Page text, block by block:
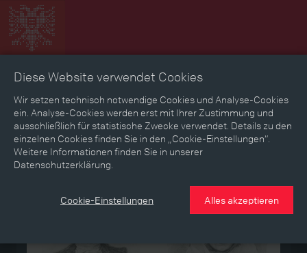
Zeitbild Zeitreise Landkarte Erinnerungen
Mediathek Textmodus
Medium
Diese Website verwendet Cookies
Wir setzen technisch notwendige Cookies und Analyse-Cookies
ein. Analyse-Cookies werden erst mit Ihrer Zustimmung und
ausschließlich für statistische Zwecke verwendet. Details zu den
einzelnen Cookies finden Sie in den „Cookie-Einstellungen“.
Weitere Informationen finden Sie in unserer
Datenschutzerklärung.
Cookie-Einstellungen Alles akzeptieren